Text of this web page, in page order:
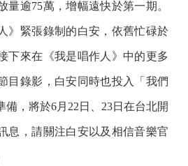
量逾75萬，增幅遠快於第一期。
》緊張錄制的白安，依舊忙碌於
下來在《我是唱作人》中的更多
目錄影，白安同時也投入「我們
備，將於6月22日、23日在台北開
息，請關注白安以及相信音樂官